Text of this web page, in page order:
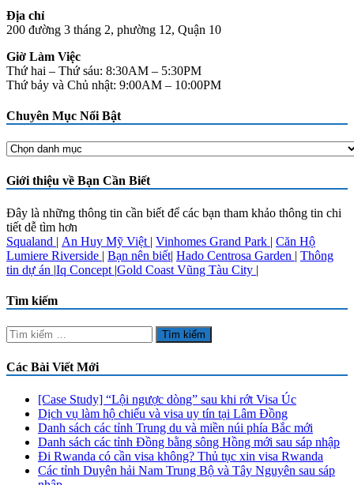
Địa chỉ
200 đường 3 tháng 2, phường 12, Quận 10
Giờ Làm Việc
Thứ hai – Thứ sáu: 8:30AM – 5:30PM
Thứ bảy và Chủ nhật: 9:00AM – 10:00PM
Chuyên Mục Nổi Bật
Chuyên
Nổi
Bật
Giới thiệu về Bạn Cần Biết
Đây là những thông tin cần biết để các bạn tham khảo thông tin chi
tiết dễ tìm hơn
Squaland | An Huy Mỹ Việt | Vinhomes Grand Park | Căn Hộ
Lumiere Riverside | Bạn nên biết| Hado Centrosa Garden | Thông
tin dự án |Iq Concept |Gold Coast Vũng Tàu City |
Tìm kiếm
Tìm
kiếm
cho:
Các Bài Viết Mới
[Case Study] “Lội ngược dòng” sau khi rớt Visa Úc
Dịch vụ làm hộ chiếu và visa uy tín tại Lâm Đồng
Danh sách các tỉnh Trung du và miền núi phía Bắc mới
Danh sách các tỉnh Đồng bằng sông Hồng mới sau sáp nhập
Đi Rwanda có cần visa không? Thủ tục xin visa Rwanda
Các tỉnh Duyên hải Nam Trung Bộ và Tây Nguyên sau sáp